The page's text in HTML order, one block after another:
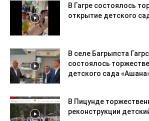
В Гагре состоялось
открытие детского
В селе Багрыпста
состоялось
детского сада
В Пицунде
реконструкции